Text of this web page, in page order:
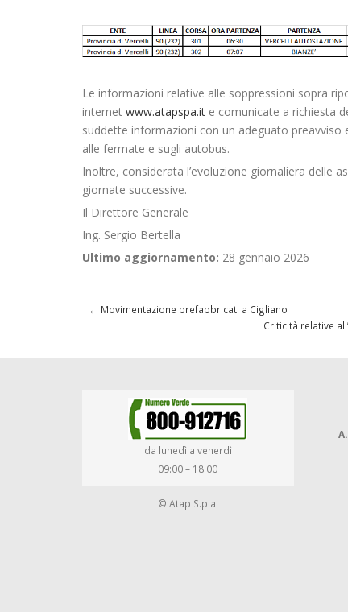
Le informazioni relative alle soppressioni sopra
internet www.atapspa.it e comunicate a richiesta
suddette informazioni con un adeguato preavviso
alle fermate e sugli autobus.
Inoltre, considerata l’evoluzione giornaliera delle
giornate successive.
Il Direttore Generale
Ing. Sergio Bertella
Ultimo aggiornamento: 28 gennaio 2026
← Movimentazione prefabbricati a Cigliano
Criticità relative
da lunedì a venerdì
09:00 – 18:00
© Atap S.p.a.